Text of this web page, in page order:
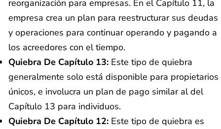
reorganización para empresas. En el Capítulo 11, la
empresa crea un plan para reestructurar sus deudas
y operaciones para continuar operando y pagando a
los acreedores con el tiempo.
Quiebra De Capítulo 13: Este tipo de quiebra
generalmente solo está disponible para propietarios
únicos, e involucra un plan de pago similar al del
Capítulo 13 para individuos.
Quiebra De Capítulo 12: Este tipo de quiebra es